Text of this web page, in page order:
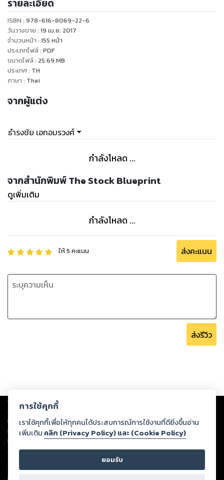
แบบง่ายๆ ที่ทรงประสิทธิภาพ
นั่นคือ Blueprint Zone (BP Zone)
เราจะพาท่านไปทำความเข้าใจ
เครื่องมือ BP Zone
โดยเริ่มจากความเข้าใจตั้งแต่พื้นฐาน
ตลอดจนวิธีใช้ทำเงินจากตลาดหุ้น
รายละเอียด
ISBN : 978-616-8069-22-6
วันวางขาย : 19 เม.ย. 2017
จำนวนหน้า : 155 หน้า
ประเภทไฟล์: PDF
ขนาดไฟล์: 25.69 MB
ประเทศ: TH
ภาษา : Thai
จากผู้แต่ง
ธำรงชัย เอกอมรวงศ์
กำลังโหลด ...
จากสำนักพิมพ์ The Stock Blueprint
ดูเพิ่มเติม
กำลังโหลด ...
ให้5 คะแนน ส่งคะแนน
ส่งรีวิว
Copyright © 2026
ต่อผลงานหรือเนื้อหาใดที่อัปโหลดผ่านเว็บไซต์และปรากฏว่าละเมิดสิทธิใน
ทรัพย์สินทางปัญญาของบุคคลอื่นหรือขัดต่อกฎหมายและศีลธรรม ดังนั้น ผู้อ่าน
ทุกท่านโปรดใช้วิจารณญาณในการกลั่นกรองด้วยตนเอง และหากท่านพบว่าส่วน
หนึ่งส่วนใดขัดต่อกฎหมายและศีลธรรม กรุณาแจ้งมายังบริษัท เพื่อทีมงานจะได้
ดำเนินการในทันที ทั้งนี้ ทางสตอรี่ล็อกขอสงวนลิขสิทธิ์ตามพระราชบัญญัติ
ลิขสิทธิ์ พ.ศ. 2537 (ฉบับล่าสุด)
การใช้คุกกี้
เราใช้คุกกี้เพื่อให้ทุกคนได้ประสบการณ์การใช้งานที่ดียิ่งขึ้นอ่าน
เพิ่มเติม คลิก (Privacy Policy) และ (Cookie Policy)
ยอมรับ